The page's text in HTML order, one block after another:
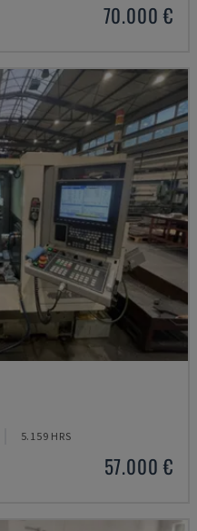
70.000 €
5.159 HRS
57.000 €